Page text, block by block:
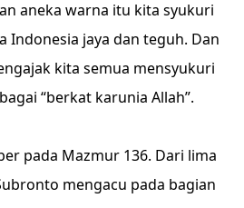
aneka warna itu kita syukuri
Indonesia jaya dan teguh. Dan
kita semua mensyukuri
“berkat karunia Allah”.
pada Mazmur 136. Dari lima
mengacu pada bagian